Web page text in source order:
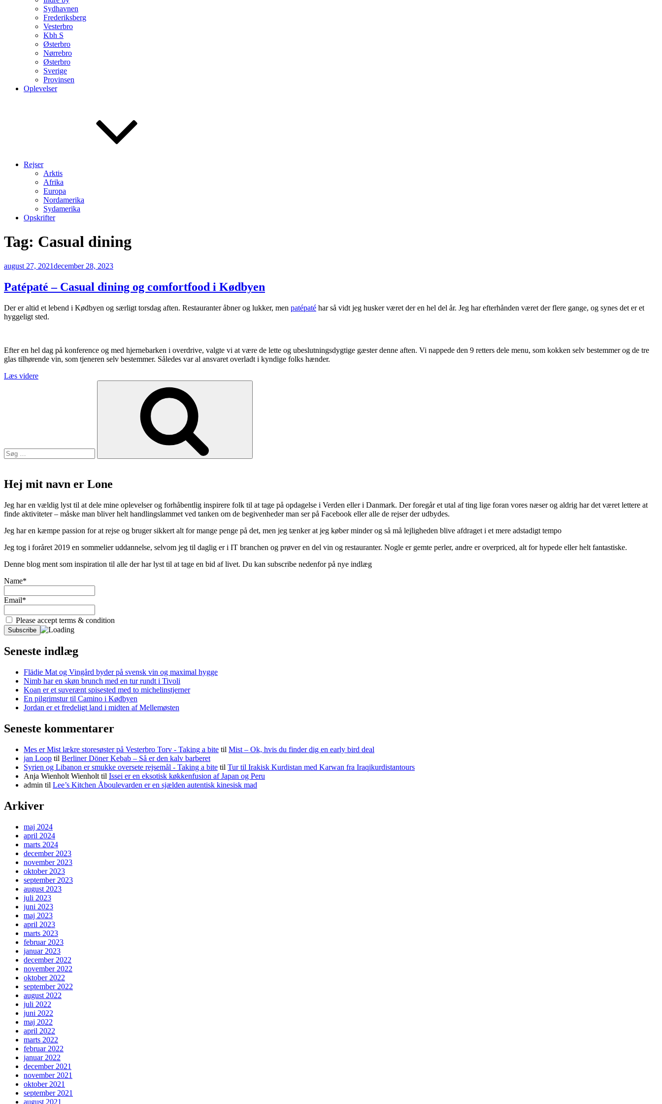
Sydhavnen
Frederiksberg
Vesterbro
Kbh S
Østerbro
Nørrebro
Østerbro
Sverige
Provinsen
Oplevelser
Rejser
Arktis
Afrika
Europa
Nordamerika
Sydamerika
Opskrifter
Tag: Casual dining
Udgivet
august 27, 2021december 28, 2023
Patépaté – Casual dining og comfortfood i Kødbyen
Der er altid et lebend i Kødbyen og særligt torsdag aften. Restauranter åbner og lukker, men patépaté har så vidt jeg husker været der en hel del år. Jeg har efterhånden været der flere gange, og synes det er et
hyggeligt sted.
Efter en hel dag på konference og med hjernebarken i overdrive, valgte vi at være de lette og ubeslutningsdygtige gæster denne aften. Vi nappede den 9 retters dele menu, som kokken selv bestemmer og de tre
glas tilhørende vin, som tjeneren selv bestemmer. Således var al ansvaret overladt i kyndige folks hænder.
Læs videre“Patépaté
Hej mit navn er Lone
Jeg har en vældig lyst til at dele mine oplevelser og forhåbentlig inspirere folk til at tage på opdagelse i Verden eller i Danmark. Der foregår et utal af ting lige foran vores næser og aldrig har det været lettere at
finde aktiviteter – måske man bliver helt handlingslammet ved tanken om de begivenheder man ser på Facebook eller alle de rejser der udbydes.
Jeg har en kæmpe passion for at rejse og bruger sikkert alt for mange penge på det, men jeg tænker at jeg køber minder og så må lejligheden blive afdraget i et mere adstadigt tempo
Jeg tog i foråret 2019 en sommelier uddannelse, selvom jeg til daglig er i IT branchen og prøver en del vin og restauranter. Nogle er gemte perler, andre er overpriced, alt for hypede eller helt fantastiske.
Denne blog ment som inspiration til alle der har lyst til at tage en bid af livet. Du kan subscribe nedenfor på nye indlæg
Name*
Email*
Please accept terms & condition
Seneste indlæg
Flädie Mat og Vingård byder på svensk vin og maximal hygge
Nimb har en skøn brunch med en tur rundt i Tivoli
Koan er et suverænt spisested med to michelinstjerner
En pilgrimstur til Camino i Kødbyen
Jordan er et fredeligt land i midten af Mellemøsten
Seneste kommentarer
Mes er Mist lækre storesøster på Vesterbro Torv - Taking a bite til Mist – Ok, hvis du finder dig en early bird deal
jan Loop til Berliner Döner Kebab – Så er den kalv barberet
Syrien og Libanon er smukke oversete rejsemål - Taking a bite til Tur til Irakisk Kurdistan med Karwan fra Iraqikurdistantours
Anja Wienholt Wienholt til Issei er en eksotisk køkkenfusion af Japan og Peru
admin til Lee’s Kitchen Åboulevarden er en sjælden autentisk kinesisk mad
Arkiver
maj 2024
april 2024
marts 2024
december 2023
november 2023
oktober 2023
september 2023
august 2023
juli 2023
juni 2023
maj 2023
april 2023
marts 2023
februar 2023
januar 2023
december 2022
november 2022
oktober 2022
september 2022
august 2022
juli 2022
juni 2022
maj 2022
april 2022
marts 2022
februar 2022
januar 2022
december 2021
november 2021
oktober 2021
september 2021
august 2021